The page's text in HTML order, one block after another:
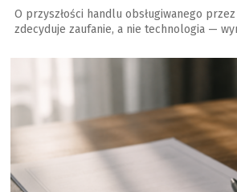
O przyszłości handlu obsługiwanego
zdecyduje zaufanie, a nie technologia —
a